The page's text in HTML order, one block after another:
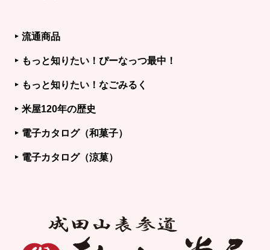
流通商品
もっと知りたい！ぴーなっつ最中！
もっと知りたい！なごみるく
米屋120年の歴史
電子カタログ（和菓子）
電子カタログ（涼菓）